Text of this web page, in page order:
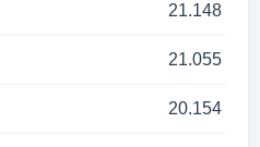
21.148
21.055
20.154